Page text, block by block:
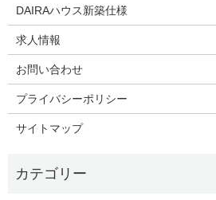
DAIRAハウス新築仕様
求人情報
お問い合わせ
プライバシーポリシー
サイトマップ